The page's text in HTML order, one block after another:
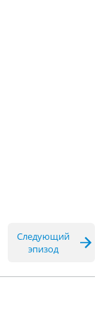
Следующий
эпизод